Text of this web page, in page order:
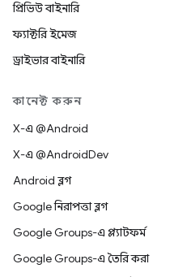
প্রিভিউ বাইনারি
ফ্যাক্টরি ইমেজ
ড্রাইভার বাইনারি
কানেক্ট করুন
X-এ @Android
X-এ @AndroidDev
Android ব্লগ
Google নিরাপত্তা ব্লগ
Google Groups-এ প্ল্যাটফর্ম
Google Groups-এ তৈরি করা